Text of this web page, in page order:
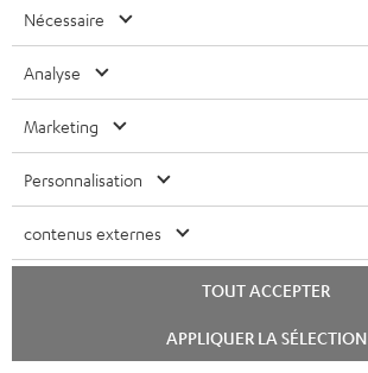
TRACKING
Localisateur de magasins
des conseils personnalisés.
Nécessaire
Analyse
Marketing
Personnalisation
contenus externes
TOUT ACCEPTER
APPLIQUER LA SÉLECTION